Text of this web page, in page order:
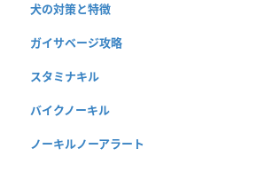
犬の対策と特徴
ガイサベージ攻略
スタミナキル
バイクノーキル
ノーキルノーアラート